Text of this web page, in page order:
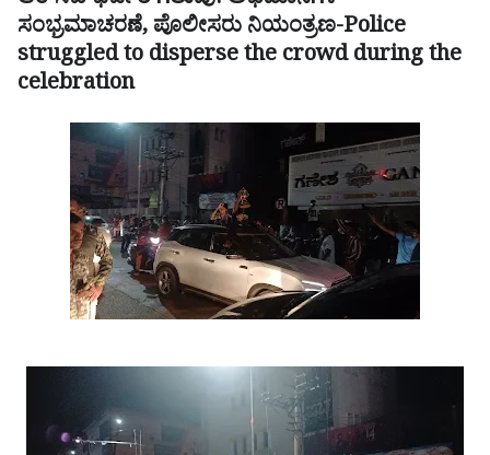
ಸಂಭ್ರಮಾಚರಣೆ, ಪೊಲೀಸರು ನಿಯಂತ್ರಣ-Police
struggled to disperse the crowd during the
celebration